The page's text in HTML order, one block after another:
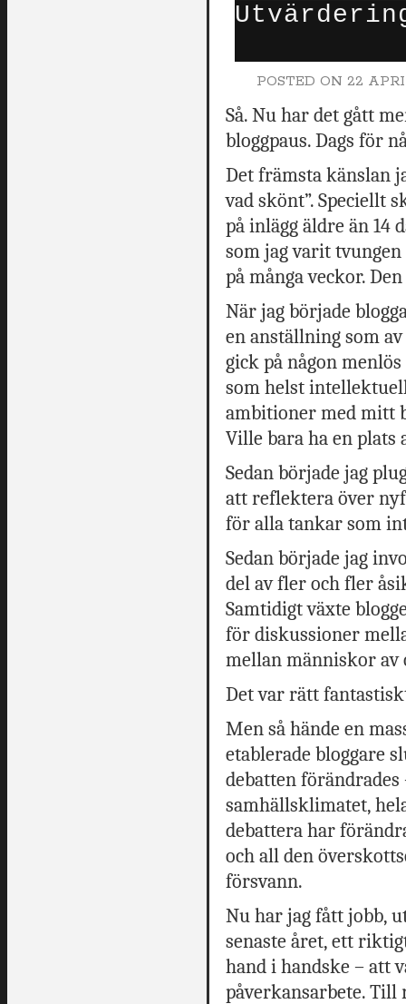
POSTED ON 22
Så. Nu har det gått
bloggpaus. Dags för
Det främsta känslan
vad skönt”. Speciellt
på inlägg äldre än 14
som jag varit
på många veckor.
När jag började
en anställning som
gick på någon
som helst
ambitioner med mitt
Ville bara ha en plats
Sedan började jag
att reflektera över
för alla tankar som
Sedan började jag
del av fler och fler
Samtidigt växte
för diskussioner
mellan människor av
Det var rätt
Men så hände en
etablerade bloggare
debatten
samhällsklimatet,
debattera har
och all den
försvann.
Nu har jag fått jobb,
senaste året, ett
hand i handske – att
påverkansarbete. Till